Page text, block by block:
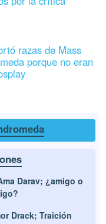
razas de Mass
porque no eran
Darav; ¿amigo o
Drack; Traición